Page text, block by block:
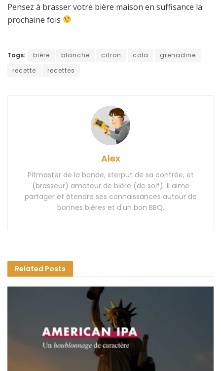
Pensez à brasser votre bière maison en suffisance la
prochaine fois
Tags: bière blanche citron cola
grenadine
recette
recettes
Alex
Pitmaster de la bande, sterput de sa contrée, et
(brasseur) amateur de bière (de soif). Il aime
partager et étendre ses connaissances autour de
bonnes bières et d'un bon BBQ.
Related Posts